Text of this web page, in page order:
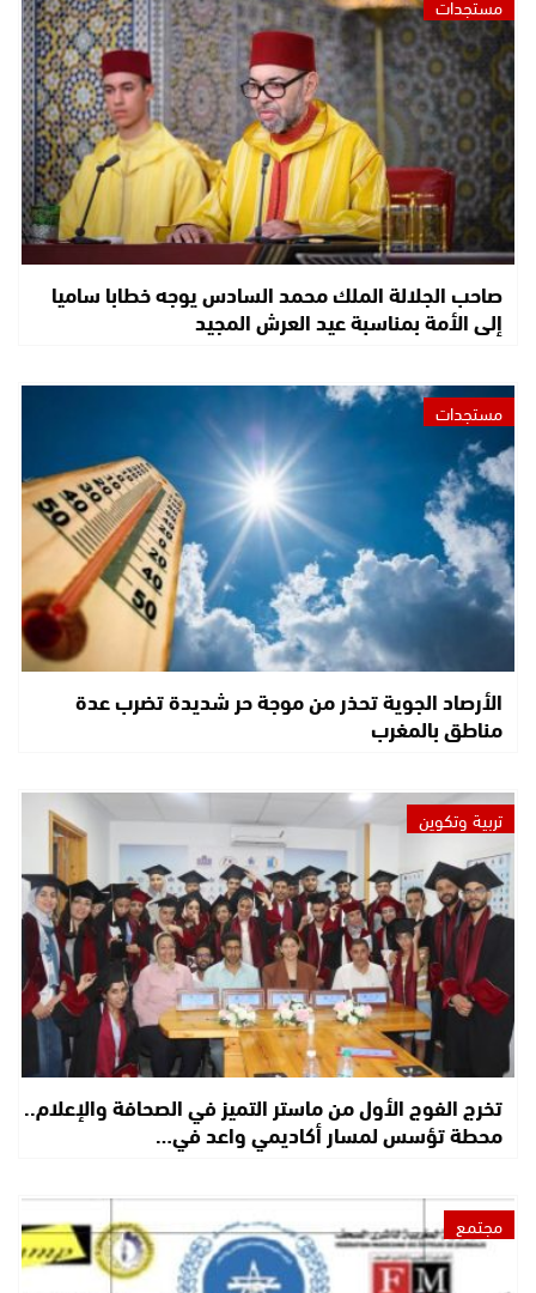
صاحب الجلالة الملك محمد السادس يوجه خطابا ساميا
إلى الأمة بمناسبة عيد العرش المجيد
مستجدات
الأرصاد الجوية تحذر من موجة حر شديدة تضرب عدة
مناطق بالمغرب
تربية وتكوين
تخرج الفوج الأول من ماستر التميز في الصحافة والإعلام..
محطة تؤسس لمسار أكاديمي واعد في…
مجتمع